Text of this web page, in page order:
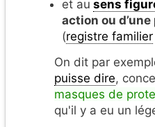
et au sens
action ou
(registre familier
On dit par
puisse dire,
masques de
qu'il y a eu un